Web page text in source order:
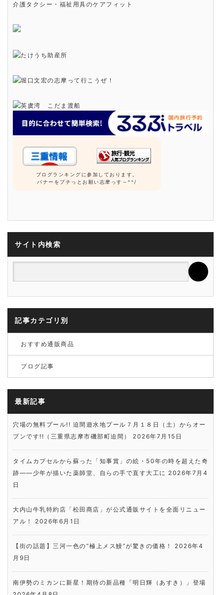
介護タクシー・福祉用具のケアフィット
ブログランキングに参加しております。
バナーをプチっとお願い志摩っす～^^/
サイト内検索
記事カテゴリ別
おすすめ通販商品
ブログ記事
最新記事
穴場の無料プール!! 迫間遊水地プール７月１８日（土）からオー
プンです!!（三重県志摩市磯部町迫間）
2026年7月15日
タイムカプセルから蘇った「知事賞」の絵・50年の時を超えた奇
跡――少年が描いた薬師堂、自らの手で直す大工に 2026年7月4
日
大内山牛乳特約店「松田商店」が公式通販サイトを全面リニュー
アル！
2026年6月1日
【街の話題】三河一色の“極上メス鰻”が驚きの価格！
2026年4
月9日
南伊勢のミカンに新星！期待の新品種「明日輝（あすき）」登場